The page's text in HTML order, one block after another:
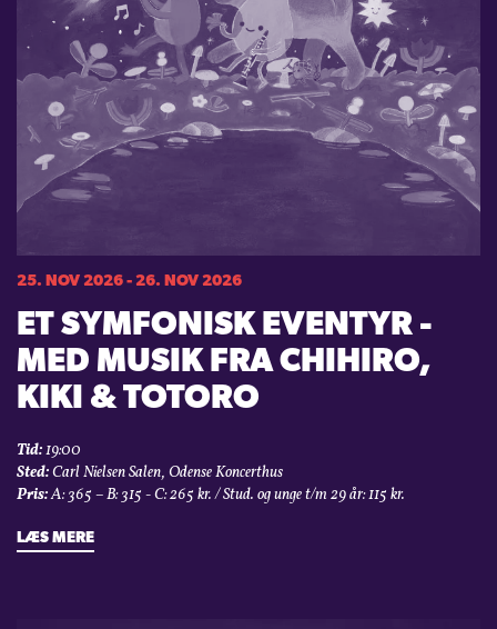
25. NOV 2026 - 26. NOV 2026
ET SYMFONISK EVENTYR -
MED MUSIK FRA CHIHIRO,
KIKI & TOTORO
Tid:19:00
Sted:Carl Nielsen Salen, Odense Koncerthus
Pris:A: 365 – B: 315 - C: 265 kr. / Stud. og unge t/m 29 år: 115 kr.
LÆS MERE